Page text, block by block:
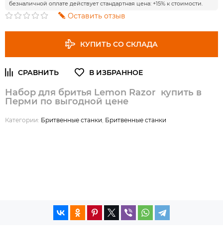
безналичной оплате действует стандартная цена: +15% к стоимости.
Оставить отзыв
КУПИТЬ СО СКЛАДА
Набор для бритья Lemon Razor купить в
Перми по выгодной цене
Категории: Бритвенные станки Бритвенные станки